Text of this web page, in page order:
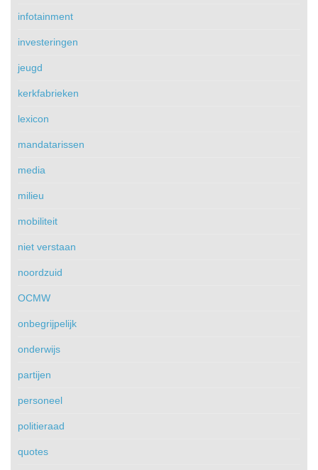
infotainment
investeringen
jeugd
kerkfabrieken
lexicon
mandatarissen
media
milieu
mobiliteit
niet verstaan
noordzuid
OCMW
onbegrijpelijk
onderwijs
partijen
personeel
politieraad
quotes